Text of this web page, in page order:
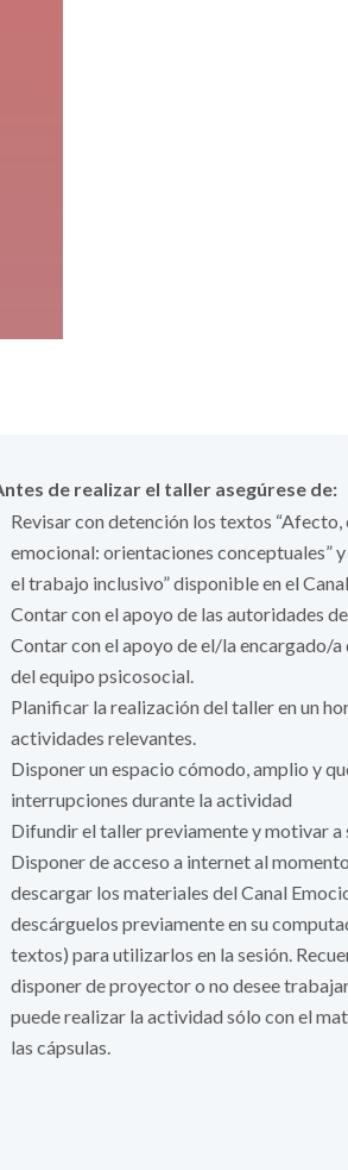
de realizar el taller asegúrese de:
Revisar con detención los textos
emocional: orientaciones conceptuales”
el trabajo inclusivo” disponible en el
Contar con el apoyo de las autoridades
Contar con el apoyo de el/la encargado/
del equipo psicosocial.
Planificar la realización del taller en un
actividades relevantes.
Disponer un espacio cómodo, amplio y
interrupciones durante la actividad
Difundir el taller previamente y motivar a
Disponer de acceso a internet al
descargar los materiales del Canal
descárguelos previamente en su
textos) para utilizarlos en la sesión.
disponer de proyector o no desee
puede realizar la actividad sólo con el
las cápsulas.